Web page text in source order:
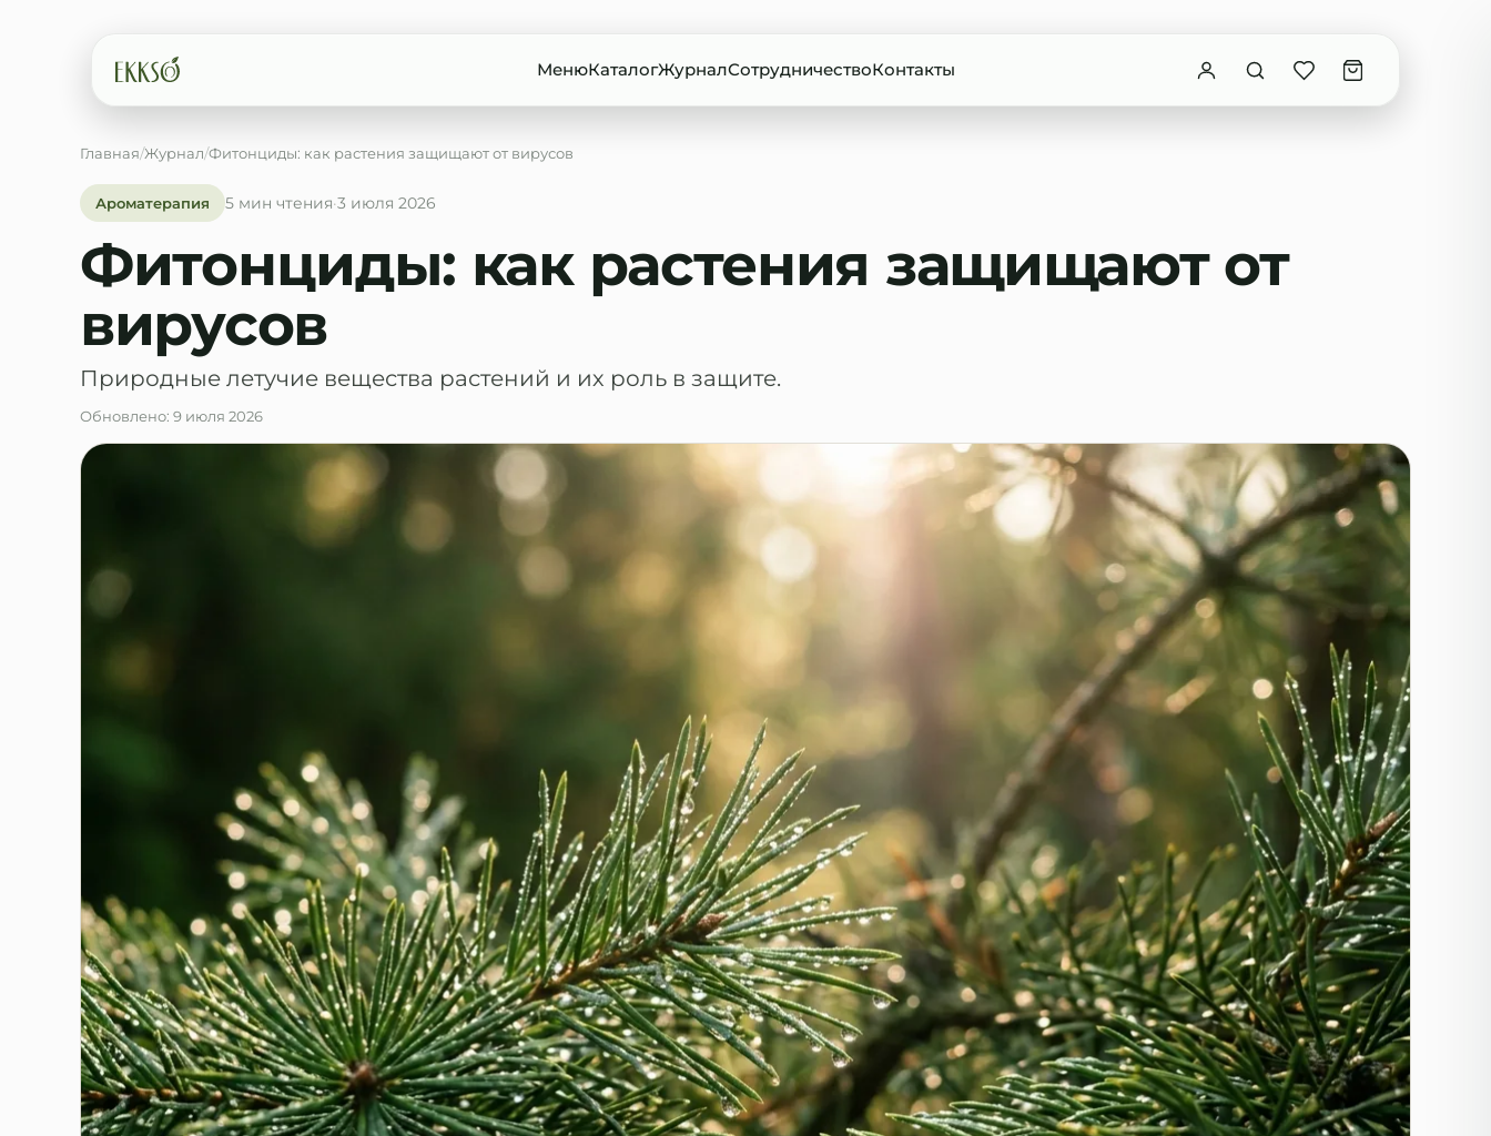
МенюКаталогЖурналСотрудничествоКонтакты
Введите минимум 2 символа
Главная/Журнал/Фитонциды: как растения защищают от вирусов
Ароматерапия 5 мин чтения·3 июля 2026
Фитонциды: как растения защищают от
вирусов
Природные летучие вещества растений и их роль в защите.
Обновлено: 9 июля 2026